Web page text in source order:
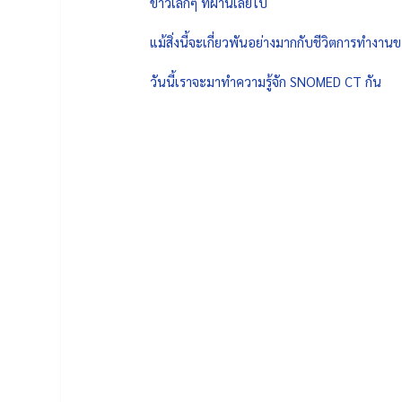
แม้สิ่งนี้จะเกี่ยวพันอย่างมากกับชีวิตการทำงาน
วันนี้เราจะมาทำความรู้จัก SNOMED CT กัน